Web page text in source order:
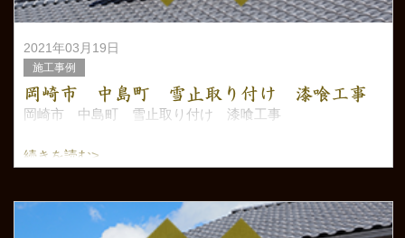
2021年03月19日
施工事例
岡崎市 中島町 雪止取り付け 漆喰工事
岡崎市 中島町 雪止取り付け 漆喰工事
続きを読む>